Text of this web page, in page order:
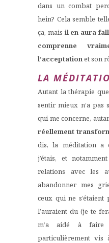
dans un combat
hein? Cela semble
ça, mais il en aura
comprenne
l’acceptationet son
LA
Autant la thérapie
sentir mieux n’a pas
qui me concerne,
réellement
dis, la méditation a
j’étais, et
relations avec les
abandonner mes
ceux qui ne
l’auraient du (je te
m’a aidé à faire
particulièrement